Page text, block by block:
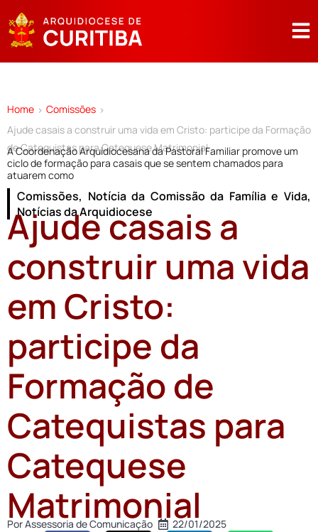
Home > Comissões >
Ajude casais a construir uma vida em Cristo: participe da Formação
de Catequistas para Catequese Matrimonial
A Coordenação Arquidiocesana da Pastoral Familiar promove um
ciclo de formação para casais que se sentem chamados para
atuarem como
Comissões, Notícia da Comissão da Família e Vida,
Notícias da Arquidiocese
Ajude casais a
construir uma vida
em Cristo:
participe da
Formação de
Catequistas para
Catequese
Matrimonial
PorAssessoria de Comunicação 22/01/2025